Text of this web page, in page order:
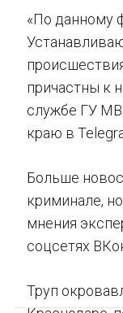
«По данному
причастны к
службе ГУ
краю в
Больше
криминале,
мнения
соцсетях
Труп